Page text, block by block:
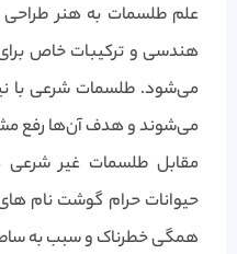
علم طلسمات به هنر طراحی
هندسی و ترکیبات خاص
می‌شود. طلسمات شرعی با
می‌شوند و هدف آن‌ها رفع
مقابل طلسمات غیر
حیوانات حرام گوشت نام
همگی خطرناک و سبب به